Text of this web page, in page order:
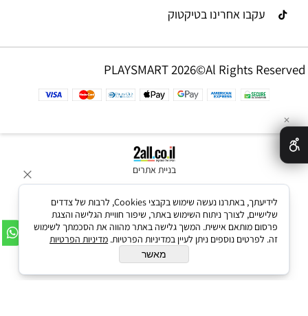
עקבו אחרינו בטיקטוק
PLAYSMART 2026©Al Rights Reserved
בניית אתרים
✕
לידיעתך, באתרנו נעשה שימוש בקבצי Cookies, לרבות של צדדים
שלישיים, לצורך ניתוח השימוש באתר, שיפור חוויית הגלישה והצגת
פרסום מותאם אישית. המשך גלישה באתר מהווה את הסכמתך לשימוש
זה. לפרטים נוספים ניתן לעיין במדיניות הפרטיות. מדיניות הפרטיות
מאשר